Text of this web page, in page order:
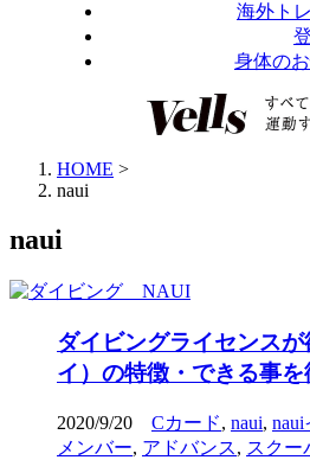
海外ト
身体の
HOME >
naui
naui
ダイビングライセンス
イ）の特徴・できる事
2020/9/20 Cカード, naui,
メンバー, アドバンス, スクー